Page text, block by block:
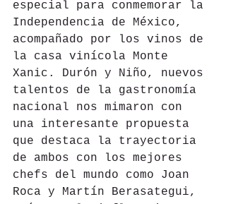
especial para conmemorar la
Independencia de México,
acompañado por los vinos de
la casa vinícola Monte
Xanic. Durón y Niño, nuevos
talentos de la gastronomía
nacional nos mimaron con
una interesante propuesta
que destaca la trayectoria
de ambos con los mejores
chefs del mundo como Joan
Roca y Martín Berasategui,